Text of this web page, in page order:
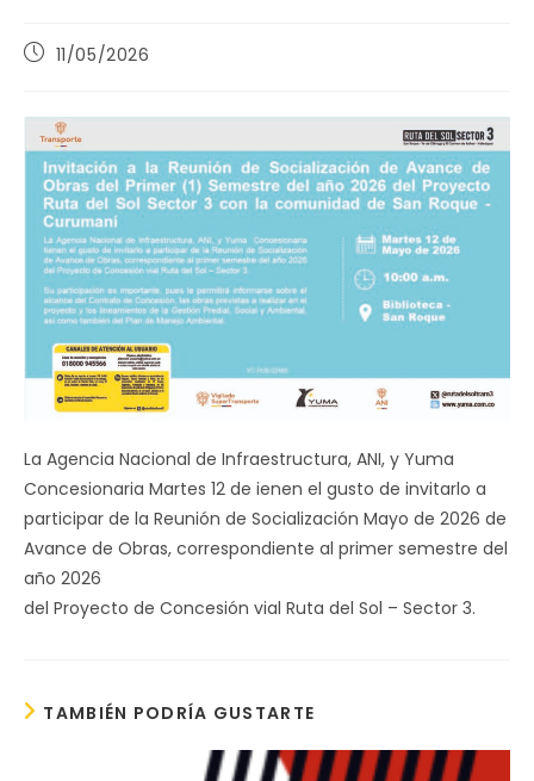
Publicación
entrada:
11/05/2026
La Agencia Nacional de Infraestructura, ANI, y Yuma
Concesionaria Martes 12 de ienen el gusto de invitarlo a
participar de la Reunión de Socialización Mayo de 2026 de
Avance de Obras, correspondiente al primer semestre del
año 2026
del Proyecto de Concesión vial Ruta del Sol – Sector 3.
TAMBIÉN PODRÍA GUSTARTE